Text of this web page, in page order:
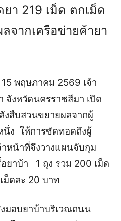
า 219 เม็ด ตกเม็ด
จากเครือข่ายค้ายา
พฤษภาคม 2569 เจ้า
งหวัดนครราชสีมา เปิด
สืบสวนขยายผลจากผู้
นึ่ง ให้การซัดทอดถึงผู้
หน้าที่จึงวางแผนจับกุม
ยาบ้า 1 ถุง รวม 200 เม็ด
ม็ดละ 20 บาท
มอบยาบ้าบริเวณถนน